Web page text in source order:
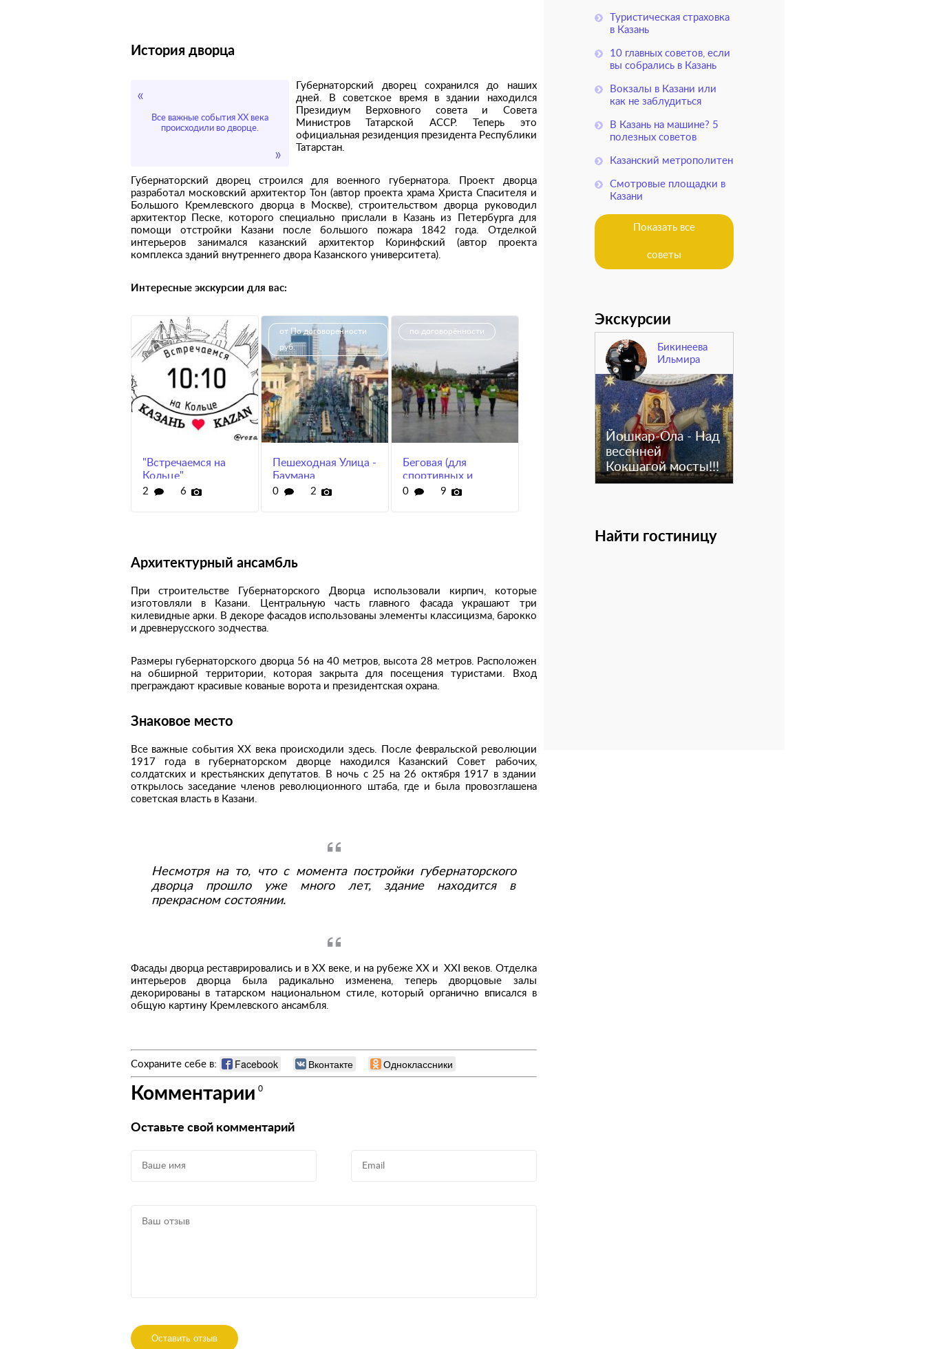
История дворца
Все важные события XX века
происходили во дворце.
Губернаторский дворец сохранился до наших
дней. В советское время в здании находился
Президиум Верховного совета и Совета
Министров Татарской АССР. Теперь это
официальная резиденция президента Республики
Татарстан.
Губернаторский дворец строился для военного губернатора. Проект дворца
разработал московский архитектор Тон (автор проекта храма Христа Спасителя и
Большого Кремлевского дворца в Москве), строительством дворца руководил
архитектор Песке, которого специально прислали в Казань из Петербурга для
помощи отстройки Казани после большого пожара 1842 года. Отделкой
интерьеров занимался казанский архитектор Коринфский (автор проекта
комплекса зданий внутреннего двора Казанского университета).
Интересные экскурсии для вас:
"Встречаемся на
Кольце"
2 6
по договорённости
Пешеходная Улица -
Баумана
0 2
от По договоренности
руб.
Беговая (для
спортивных и
активных туристов)
0 9
по договорённости
Архитектурный ансамбль
При строительстве Губернаторского Дворца использовали кирпич, которые
изготовляли в Казани. Центральную часть главного фасада украшают три
килевидные арки. В декоре фасадов использованы элементы классицизма, барокко
и древнерусского зодчества.
Размеры губернаторского дворца 56 на 40 метров, высота 28 метров. Расположен
на обширной территории, которая закрыта для посещения туристами. Вход
преграждают красивые кованые ворота и президентская охрана.
Знаковое место
Все важные события XX века происходили здесь. После февральской революции
1917 года в губернаторском дворце находился Казанский Совет рабочих,
солдатских и крестьянских депутатов. В ночь с 25 на 26 октября 1917 в здании
открылось заседание членов революционного штаба, где и была провозглашена
советская власть в Казани.
Несмотря на то, что с момента постройки губернаторского
дворца прошло уже много лет, здание находится в
прекрасном состоянии.
Фасады дворца реставрировались и в XX веке, и на рубеже XX и XXI веков. Отделка
интерьеров дворца была радикально изменена, теперь дворцовые залы
декорированы в татарском национальном стиле, который органично вписался в
общую картину Кремлевского ансамбля.
Сохраните себе в: Facebook Вконтакте Одноклассники
Комментарии 0
Оставьте свой комментарий
Оставить отзыв
Туристическая страховка
в Казань
10 главных советов, если
вы собрались в Казань
Вокзалы в Казани или
как не заблудиться
В Казань на машине? 5
полезных советов
Казанский метрополитен
Смотровые площадки в
Казани
Показать все
советы
Экскурсии
Бикинеева
Ильмира
Йошкар-Ола - Над
весенней
Кокшагой мосты!!!
Найти гостиницу